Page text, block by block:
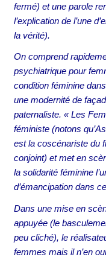
fermé) et une parole
l’explication de l’une
la vérité).
On comprend
psychiatrique pour
condition féminine
une modernité de
paternaliste. « Les
féministe (notons
est la coscénariste du
conjoint) et met en
la solidarité féminine
d’émancipation dans
Dans une mise en
appuyée (le
peu cliché), le
femmes mais il n’en